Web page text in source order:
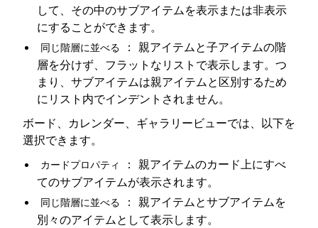
して、その中のサブアイテムを表示または非表示
にすることができます。
同じ階層に並べる
： 親アイテムと子アイテムの階
層を分けず、フラットなリストで表示します。つ
まり、サブアイテムは親アイテムと区別するため
にリスト内でインデントされません。
ボード、カレンダー、ギャラリービューでは、以下を
選択できます。
カードプロパティ
： 親アイテムのカード上にすべ
てのサブアイテムが表示されます。
同じ階層に並べる
： 親アイテムとサブアイテムを
別々のアイテムとして表示します。